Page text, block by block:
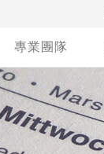
專業團隊